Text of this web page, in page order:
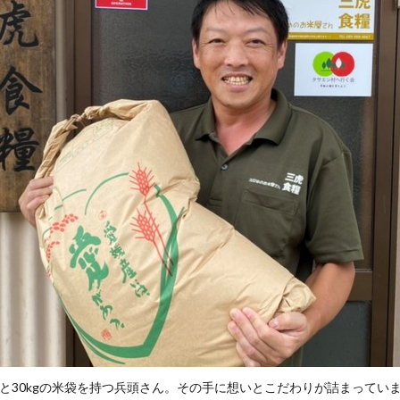
30kgの米袋を持つ兵頭さん。その手に想いとこだわりが詰まってい